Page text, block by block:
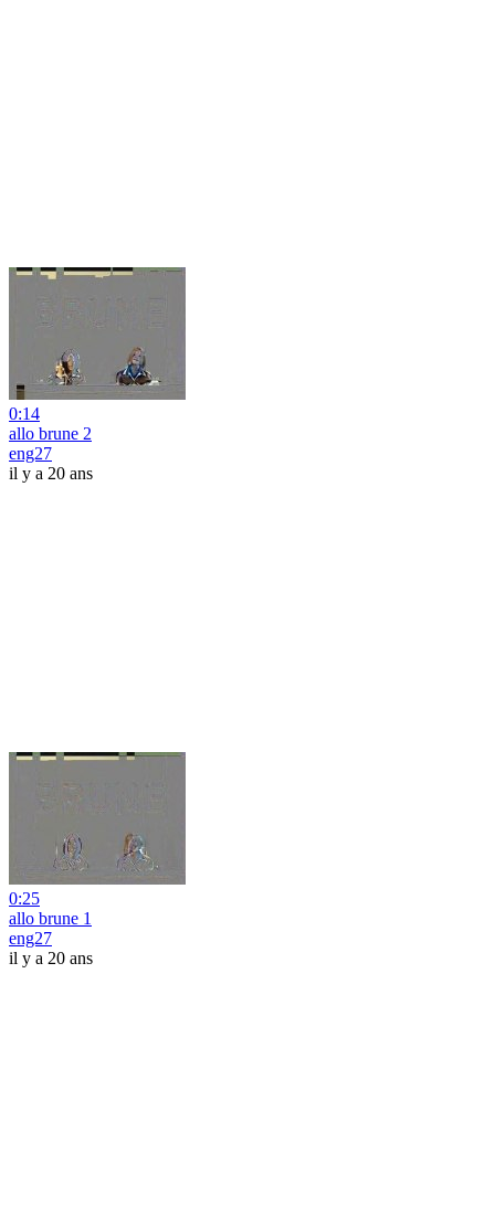
0:14
allo brune 2
eng27
il y a 20 ans
0:25
allo brune 1
eng27
il y a 20 ans